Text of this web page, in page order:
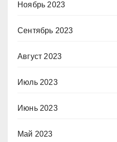
Ноябрь 2023
Сентябрь 2023
Август 2023
Июль 2023
Июнь 2023
Май 2023